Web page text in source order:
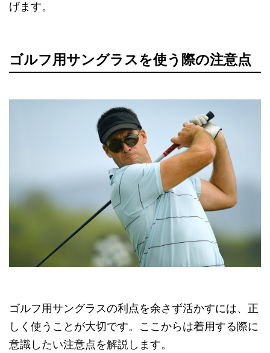
げます。
ゴルフ用サングラスを使う際の注意点
ゴルフ用サングラスの利点を余さず活かすには、正
しく使うことが大切です。ここからは着用する際に
意識したい注意点を解説します。